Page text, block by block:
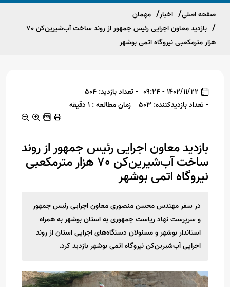
صفحه اصلی اخبار
مهمان
بازدید معاون اجرایی رئیس جمهور از روند ساخت آب‌شیرین‌کن 70
هزار مترمکعبی نیروگاه اتمی بوشهر
1402/11/22 - 09:24
- تعداد بازدید: 504
- تعداد بازدیدکننده: 503
زمان مطالعه : 1 دقیقه
بازدید معاون اجرایی رئیس جمهور از روند
ساخت آب‌شیرین‌کن 70 هزار مترمکعبی
نیروگاه اتمی بوشهر
در سفر مهندس محسن منصوری معاون اجرایی رئیس جمهور
و سرپرست نهاد ریاست جمهوری به استان بوشهر به همراه
استاندار بوشهر و مسئولان دستگاه‌های اجرایی استان از روند
اجرایی آب‌شیرین‌کن نیروگاه اتمی بوشهر بازدید کرد.